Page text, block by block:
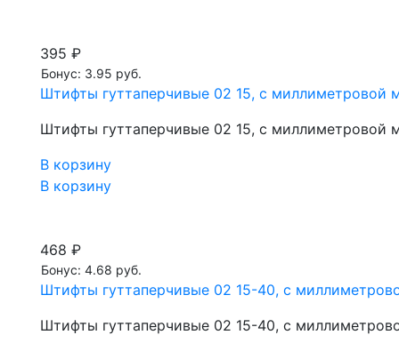
395 ₽
Бонус: 3.95 руб.
Штифты гуттаперчивые 02 15, с миллиметровой
Штифты гуттаперчивые 02 15, с миллиметровой
В корзину
В корзину
468 ₽
Бонус: 4.68 руб.
Штифты гуттаперчивые 02 15-40, с
Штифты гуттаперчивые 02 15-40, с